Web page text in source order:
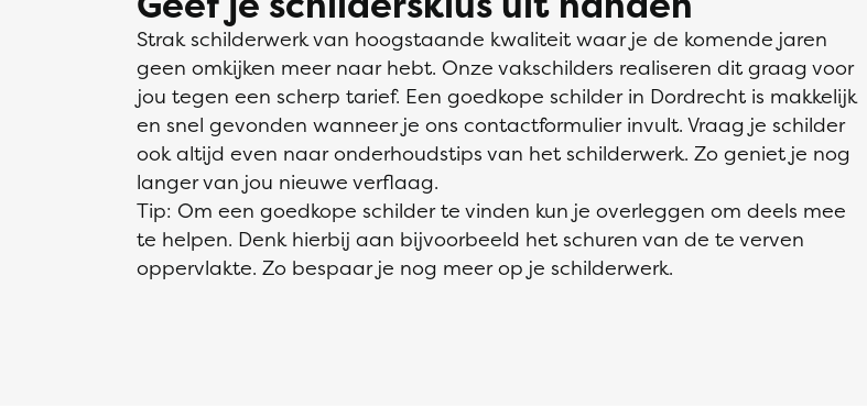
Strak schilderwerk van hoogstaande kwaliteit waar je de komende jaren
geen omkijken meer naar hebt. Onze vakschilders realiseren dit graag voor
jou tegen een scherp tarief. Een goedkope schilder in Dordrecht is makkelijk
en snel gevonden wanneer je ons contactformulier invult. Vraag je schilder
ook altijd even naar onderhoudstips van het schilderwerk. Zo geniet je nog
langer van jou nieuwe verflaag.
Tip: Om een goedkope schilder te vinden kun je overleggen om deels mee
te helpen. Denk hierbij aan bijvoorbeeld het schuren van de te verven
oppervlakte. Zo bespaar je nog meer op je schilderwerk.